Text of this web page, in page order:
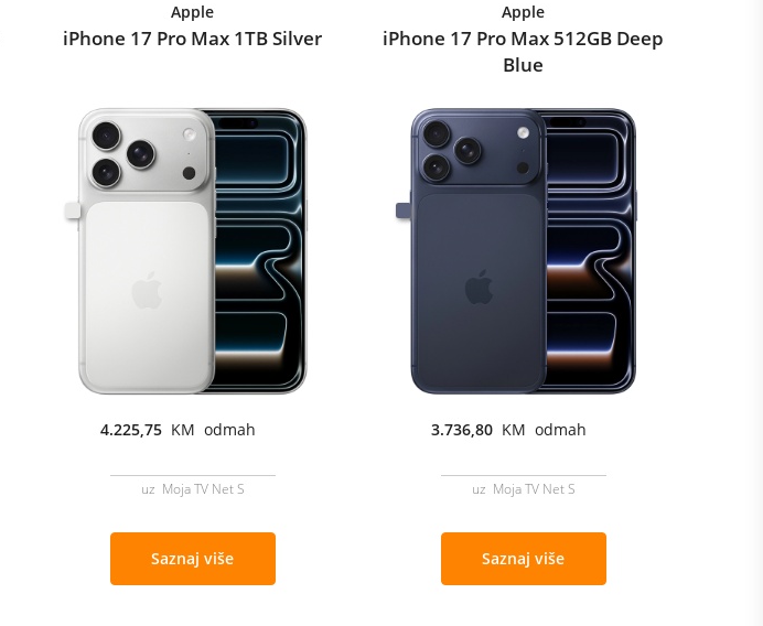
Apple
iPhone 17 Pro Max 1TB Silver
4.225,75 KM odmah
uz Moja TV Net S
Saznaj više
Apple
iPhone 17 Pro Max 512GB Deep
Blue
3.736,80 KM odmah
uz Moja TV Net S
Saznaj više